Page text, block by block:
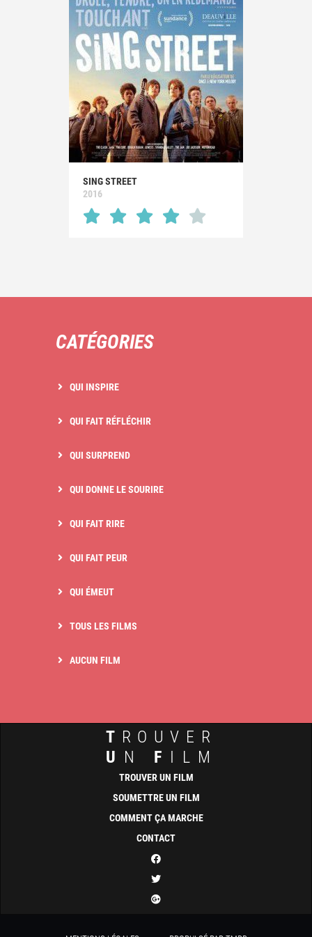
SING STREET
2016
CATÉGORIES
QUI INSPIRE
QUI FAIT RÉFLÉCHIR
QUI SURPREND
QUI DONNE LE SOURIRE
QUI FAIT RIRE
QUI FAIT PEUR
QUI ÉMEUT
TOUS LES FILMS
AUCUN FILM
T ROUVER
U N F ILM
TROUVER UN FILM
SOUMETTRE UN FILM
COMMENT ÇA MARCHE
CONTACT